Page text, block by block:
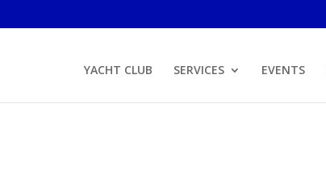
YACHT CLUB SERVICES EVENTS